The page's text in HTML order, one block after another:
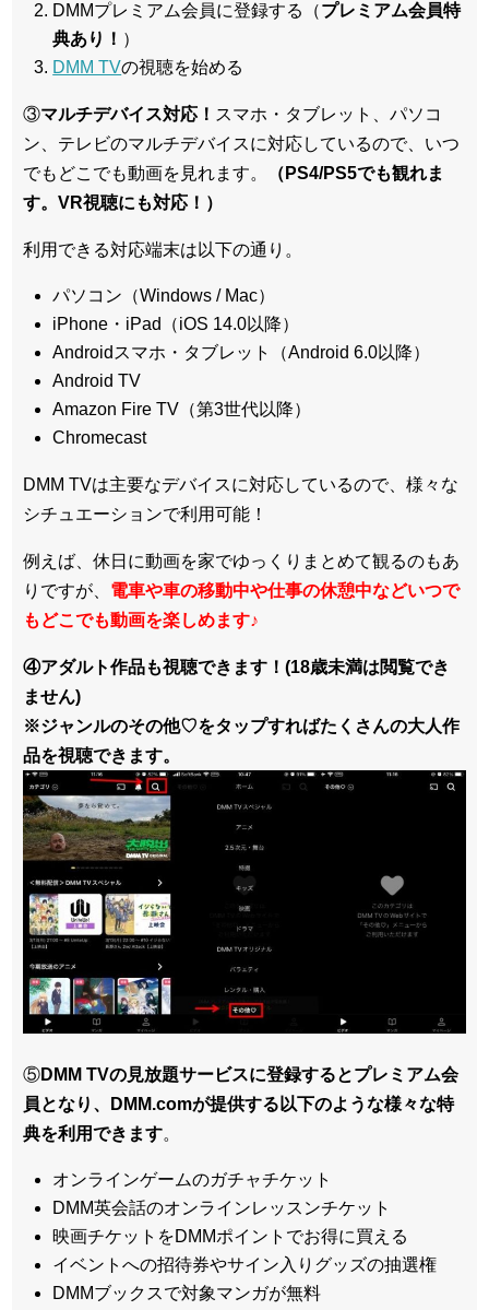
DMMプレミアム会員に登録する（プレミアム会員特
典あり！ ）
DMM TVの視聴を始める
③マルチデバイス対応！ スマホ・タブレット、パソコ
ン、テレビのマルチデバイスに対応しているので、いつ
でもどこでも動画を見れます。
（PS4/PS5でも観れま
す。VR視聴にも対応！）
利用できる対応端末は以下の通り。
パソコン（Windows / Mac）
iPhone・iPad（iOS 14.0以降）
Androidスマホ・タブレット（Android 6.0以降）
Android TV
Amazon Fire TV（第3世代以降）
Chromecast
DMM TVは主要なデバイスに対応しているので、 様々な
シチュエーションで利用可能！
例えば、休日に動画を家でゆっくりまとめて観るのもあ
りですが、 電車や車の移動中や仕事の休憩中などいつで
もどこでも動画を楽しめます♪
④アダルト作品も視聴できます！(18歳未満は閲覧でき
ません)
※ジャンルのその他♡をタップすればたくさんの大人作
品を視聴できます。
⑤DMM TVの見放題サービスに登録するとプレミアム会
員となり、DMM.comが提供する以下のような様々な特
典を利用できます。
オンラインゲームのガチャチケット
DMM英会話のオンラインレッスンチケット
映画チケットをDMMポイントでお得に買える
イベントへの招待券やサイン入りグッズの抽選権
DMMブックスで対象マンガが無料